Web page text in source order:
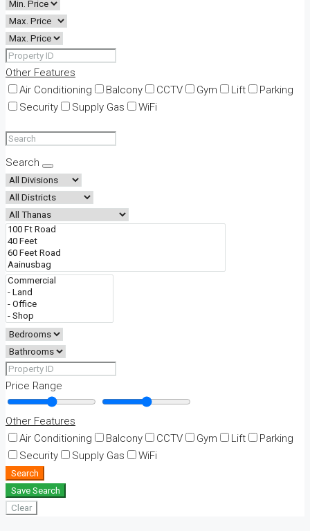
Other Features
Air Conditioning
Balcony CCTV Gym Lift
Parking
Security
Supply Gas WiFi
Search
Price Range
Other Features
Air Conditioning
Balcony CCTV Gym Lift
Parking
Security
Supply Gas WiFi
Search
Save Search
Clear